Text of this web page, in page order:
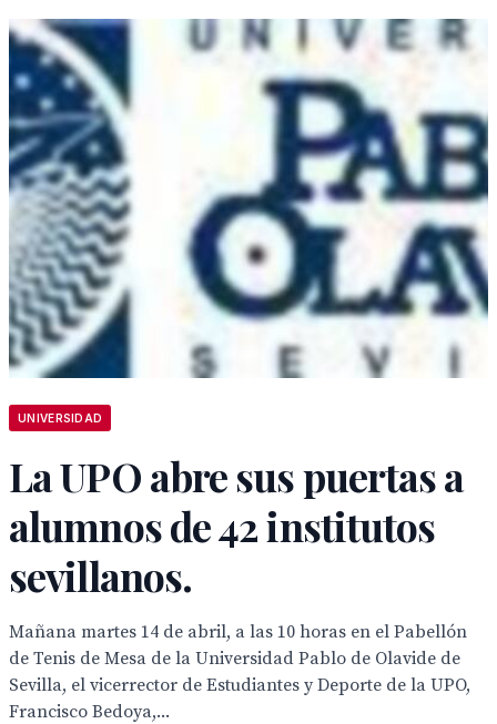
UNIVERSIDAD
La UPO abre sus puertas a
alumnos de 42 institutos
sevillanos.
Mañana martes 14 de abril, a las 10 horas en el Pabellón
de Tenis de Mesa de la Universidad Pablo de Olavide de
Sevilla, el vicerrector de Estudiantes y Deporte de la UPO,
Francisco Bedoya,...